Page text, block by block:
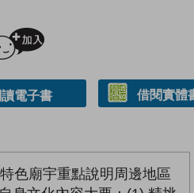
電子書 借閱實體
色廟宇重點說明周邊地區